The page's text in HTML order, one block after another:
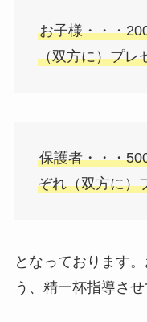
お子様・・・
（双方に）プレ
保護者・・・
ぞれ（双方に）
となっております
う、精一杯指導させ